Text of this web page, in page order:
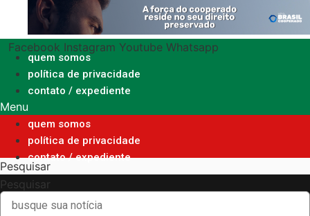
o
conteúdo
Facebook Instagram Youtube Whatsapp
quem somos
política de privacidade
contato / expediente
Menu
quem somos
política de privacidade
contato / expediente
Pesquisar
Pesquisar